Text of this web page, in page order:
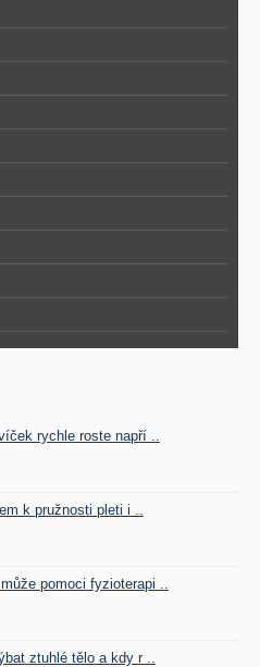
rychle roste napří ..
k pružnosti pleti i ..
pomoci fyzioterapi ..
ztuhlé tělo a kdy r ..